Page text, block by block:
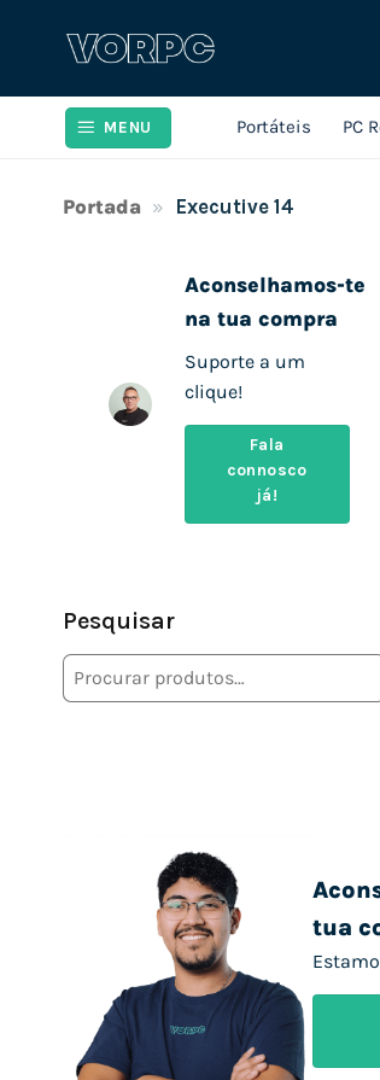
MENU Portáteis PC
Portada » Executive 14
Aconselhamos-te
na tua compra
Suporte a um
clique!
Fala
connosco
já!
Pesquisar
tua